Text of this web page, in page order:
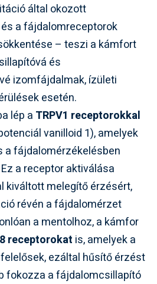
által okozott
a fájdalomreceptorok
– teszi a kámfort
és
izomfájdalmak, ízületi
esetén.
lép a TRPV1 receptorokkal
vanilloid 1), amelyek
a fájdalomérzékelésben
a receptor aktiválása
kiváltott melegítő érzésért,
révén a fájdalomérzet
a mentolhoz, a kámfor
receptorokat is, amelyek a
ezáltal hűsítő érzést
fokozza a fájdalomcsillapító